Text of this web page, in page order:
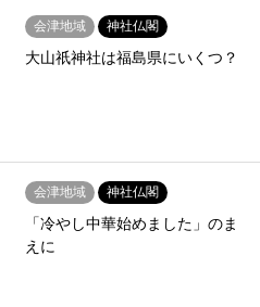
会津地域 神社仏閣
大山祇神社は福島県にいくつ？
会津地域 神社仏閣
「冷やし中華始めました」のま
えに